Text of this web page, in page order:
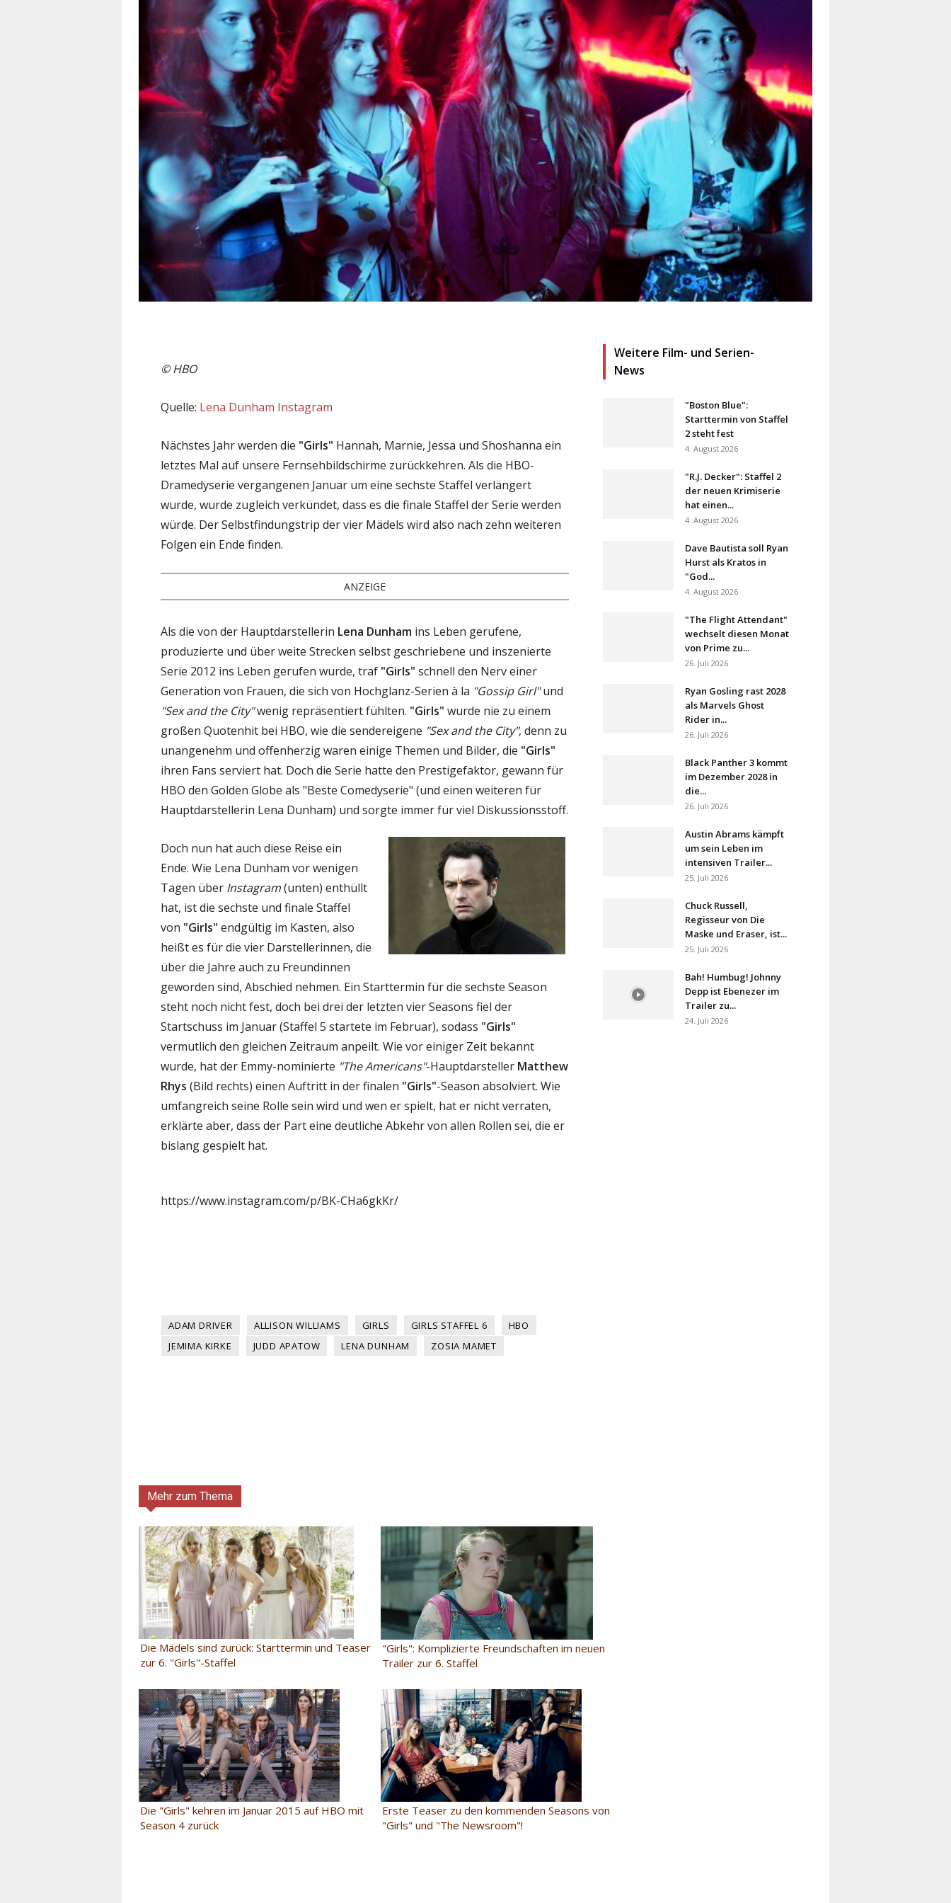
©HBO
Quelle: Lena Dunham Instagram
Nächstes Jahr werden die "Girls" Hannah, Marnie, Jessa und Shoshanna ein
letztes Mal auf unsere Fernsehbildschirme zurückkehren. Als die HBO-
Dramedyserie vergangenen Januar um eine sechste Staffel verlängert
wurde, wurde zugleich verkündet, dass es die finale Staffel der Serie werden
würde. Der Selbstfindungstrip der vier Mädels wird also nach zehn weiteren
Folgen ein Ende finden.
ANZEIGE
Als die von der Hauptdarstellerin Lena Dunham ins Leben gerufene,
produzierte und über weite Strecken selbst geschriebene und inszenierte
Serie 2012 ins Leben gerufen wurde, traf "Girls" schnell den Nerv einer
Generation von Frauen, die sich von Hochglanz-Serien à la "Gossip Girl"und
"Sex and the City"wenig repräsentiert fühlten. "Girls" wurde nie zu einem
großen Quotenhit bei HBO, wie die sendereigene "Sex and the City", denn zu
unangenehm und offenherzig waren einige Themen und Bilder, die "Girls"
ihren Fans serviert hat. Doch die Serie hatte den Prestigefaktor, gewann für
HBO den Golden Globe als "Beste Comedyserie" (und einen weiteren für
Hauptdarstellerin Lena Dunham) und sorgte immer für viel Diskussionsstoff.
Doch nun hat auch diese Reise ein
Ende. Wie Lena Dunham vor wenigen
Tagen über Instagram(unten) enthüllt
hat, ist die sechste und finale Staffel
von "Girls" endgültig im Kasten, also
heißt es für die vier Darstellerinnen, die
über die Jahre auch zu Freundinnen
geworden sind, Abschied nehmen. Ein Starttermin für die sechste Season
steht noch nicht fest, doch bei drei der letzten vier Seasons fiel der
Startschuss im Januar (Staffel 5 startete im Februar), sodass "Girls"
vermutlich den gleichen Zeitraum anpeilt. Wie vor einiger Zeit bekannt
wurde, hat der Emmy-nominierte "The Americans"-Hauptdarsteller Matthew
Rhys (Bild rechts) einen Auftritt in der finalen "Girls"-Season absolviert. Wie
umfangreich seine Rolle sein wird und wen er spielt, hat er nicht verraten,
erklärte aber, dass der Part eine deutliche Abkehr von allen Rollen sei, die er
bislang gespielt hat.
https://www.instagram.com/p/BK-CHa6gkKr/
ADAM DRIVER ALLISON WILLIAMS GIRLS GIRLS STAFFEL 6
HBO
JEMIMA KIRKE
JUDD APATOW LENA DUNHAM ZOSIA MAMET
Weitere Film- und Serien-
News
"Boston Blue":
Starttermin von Staffel
2 steht fest
4. August 2026
"R.J. Decker": Staffel 2
der neuen Krimiserie
hat einen...
4. August 2026
Dave Bautista soll Ryan
Hurst als Kratos in
"God...
4. August 2026
"The Flight Attendant"
wechselt diesen Monat
von Prime zu...
26. Juli 2026
Ryan Gosling rast 2028
als Marvels Ghost
Rider in...
26. Juli 2026
Black Panther 3 kommt
im Dezember 2028 in
die...
26. Juli 2026
Austin Abrams kämpft
um sein Leben im
intensiven Trailer...
25. Juli 2026
Chuck Russell,
Regisseur von Die
Maske und Eraser, ist...
25. Juli 2026
Bah! Humbug! Johnny
Depp ist Ebenezer im
Trailer zu...
24. Juli 2026
Mehr zum Thema
Die Mädels sind zurück: Starttermin und Teaser
zur 6. "Girls"-Staffel
"Girls": Komplizierte Freundschaften im neuen
Trailer zur 6. Staffel
Die "Girls" kehren im Januar 2015 auf HBO mit
Season 4 zurück
Erste Teaser zu den kommenden Seasons von
"Girls" und "The Newsroom"!